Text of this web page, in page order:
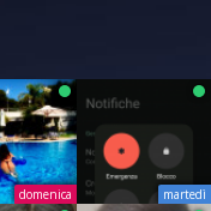
domenica martedì